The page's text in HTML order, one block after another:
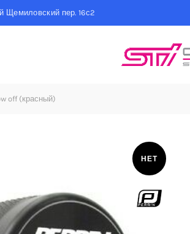
Щемиловский пер. 16с2
off (красный)
НЕТ